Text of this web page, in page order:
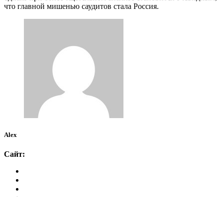
что главной мишенью саудитов стала Россия.
Alex
Сайт: